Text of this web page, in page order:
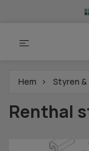
Hem Styren
Renthal